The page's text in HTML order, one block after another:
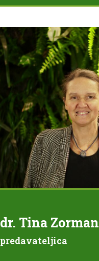
dr. Tina Zorman
predavateljica